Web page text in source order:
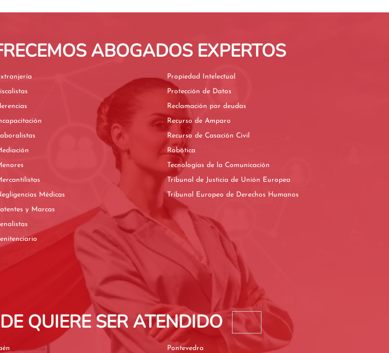
ABOGADOS EXPERTOS
Médicas
y Marcas
Propiedad Intelectual
Protección de Datos
Reclamación por deudas
Recurso de Amparo
Recurso de Casación Civil
Robótica
Tecnologías de la Comunicación
Tribunal de Justicia de Unión Europea
Tribunal Europeo de Derechos Humanos
QUIERE SER ATENDIDO
Pontevedra